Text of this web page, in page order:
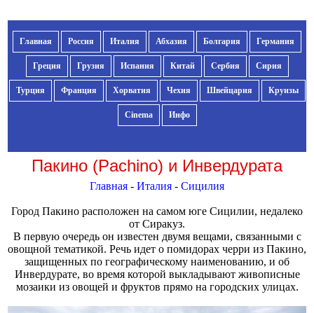
Главная Россия Италия Абхазия Болгария Германия
Греция Грузия Испания Китай Сербия Сирия
Турция Франция Хорватия Чехия Швейцария Круизы
Cinema Инфо
Пакино (Pachino) и Инвердурата
Главная - Италия - Сицилия
Город Пакино расположен на самом юге Сицилии, недалеко
от Сиракуз.
В первую очередь он известен двумя вещами, связанными с
овощной тематикой. Речь идет о помидорах черри из Пакино,
защищенных по географическому наименованию, и об
Инвердурате, во время которой выкладывают живописные
мозаики из овощей и фруктов прямо на городских улицах.